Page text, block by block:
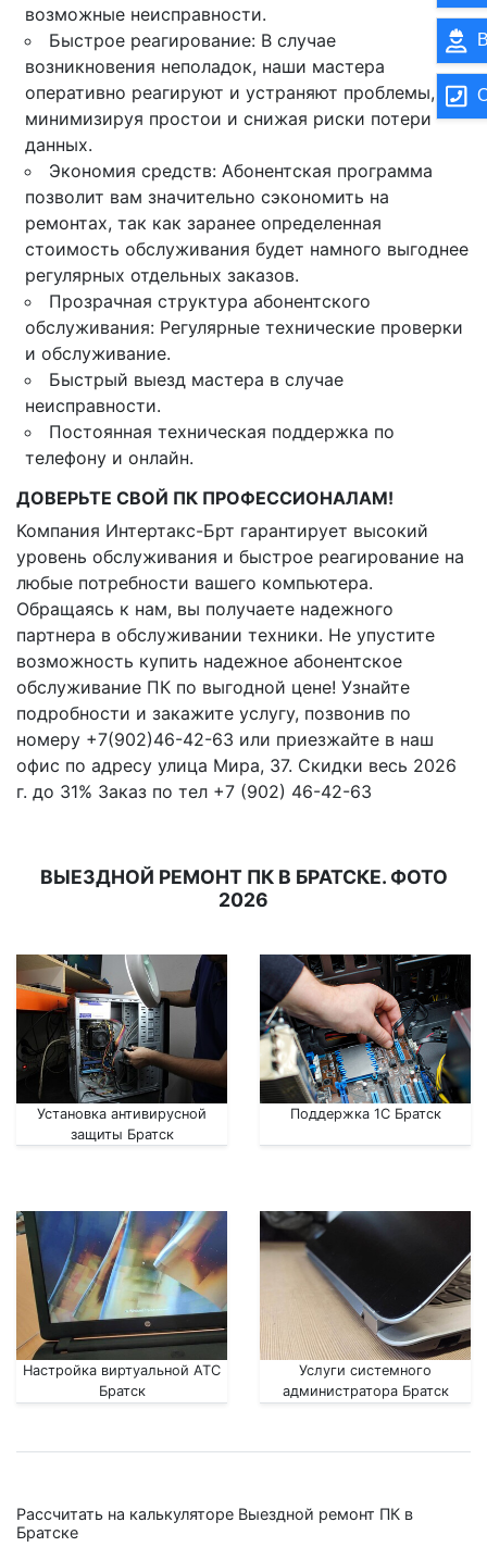
возможные неисправности.
Быстрое реагирование: В случае
возникновения неполадок, наши мастера
оперативно реагируют и устраняют проблемы,
минимизируя простои и снижая риски потери
данных.
Экономия средств: Абонентская программа
позволит вам значительно сэкономить на
ремонтах, так как заранее определенная
стоимость обслуживания будет намного выгоднее
регулярных отдельных заказов.
Прозрачная структура абонентского
обслуживания: Регулярные технические проверки
и обслуживание.
Быстрый выезд мастера в случае
неисправности.
Постоянная техническая поддержка по
телефону и онлайн.
ДОВЕРЬТЕ СВОЙ ПК ПРОФЕССИОНАЛАМ!
Компания Интертакс-Брт гарантирует высокий
уровень обслуживания и быстрое реагирование на
любые потребности вашего компьютера.
Обращаясь к нам, вы получаете надежного
партнера в обслуживании техники. Не упустите
возможность купить надежное абонентское
обслуживание ПК по выгодной цене! Узнайте
подробности и закажите услугу, позвонив по
номеру +7(902)46-42-63 или приезжайте в наш
офис по адресу улица Мира, 37. Скидки весь 2026
г. до 31% Заказ по тел +7 (902) 46-42-63
ВЫЕЗДНОЙ РЕМОНТ ПК В БРАТСКЕ. ФОТО
2026
Установка антивирусной
защиты Братск
Поддержка 1С Братск
Настройка виртуальной АТС
Братск
Услуги системного
администратора Братск
Рассчитать на калькуляторе Выездной ремонт ПК в
Братске